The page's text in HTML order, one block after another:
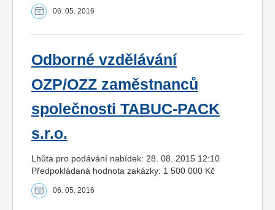
06. 05. 2016
Odborné vzdělávání
OZP/OZZ zaměstnanců
společnosti TABUC-PACK
s.r.o.
Lhůta pro podávání nabídek: 28. 08. 2015 12:10
Předpokládaná hodnota zakázky: 1 500 000 Kč
06. 05. 2016